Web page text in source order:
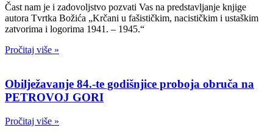
Čast nam je i zadovoljstvo pozvati Vas na predstavljanje knjige
autora Tvrtka Božića „Krčani u fašističkim, nacističkim i ustaškim
zatvorima i logorima 1941. – 1945.“
Pročitaj više »
Obilježavanje 84.-te godišnjice proboja obruča na
PETROVOJ GORI
Pročitaj više »